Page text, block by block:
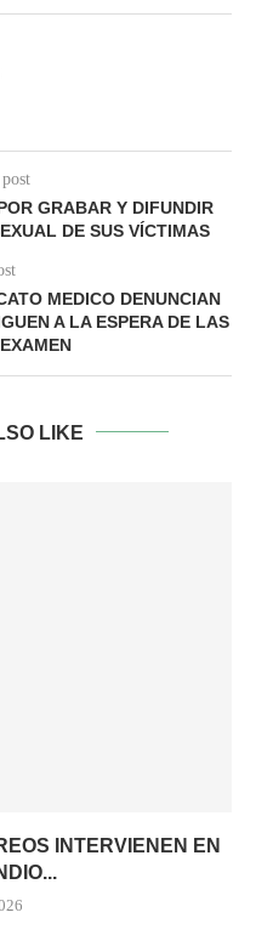
GRABAR Y DIFUNDIR
DE SUS VÍCTIMAS
MEDICO DENUNCIAN
A LA ESPERA DE LAS
LIKE
INTERVIENEN EN